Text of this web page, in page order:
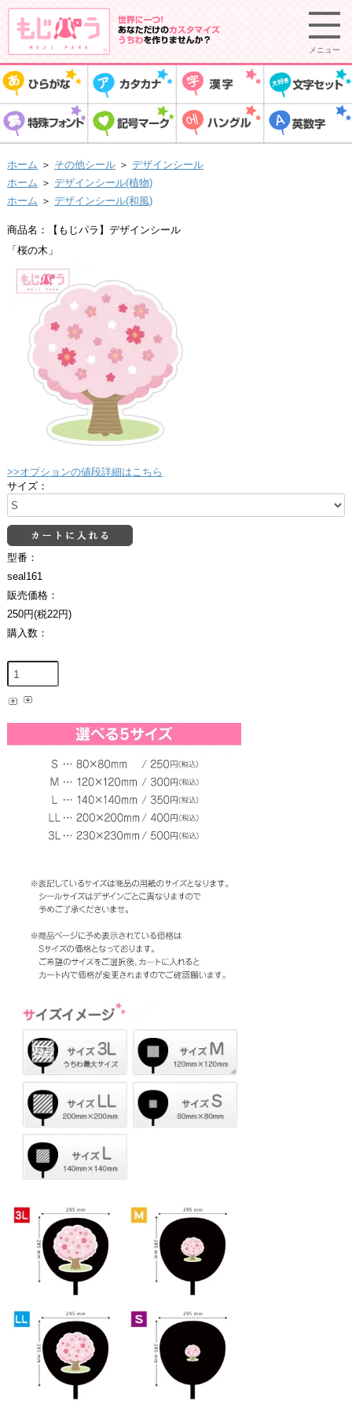
メニュー
ホーム ＞ その他シール ＞ デザインシール
ホーム ＞ デザインシール(植物)
ホーム ＞ デザインシール(和風)
商品名：【もじパラ】デザインシール
「桜の木」
>>オプションの値段詳細はこちら
サイズ：
型番：
seal161
販売価格：
250円(税22円)
購入数：